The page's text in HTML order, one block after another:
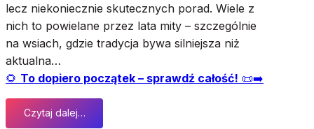
a
t
a
j
e
j
lecz niekoniecznie skutecznych porad. Wiele z
nich to powielane przez lata mity – szczególnie
na wsiach, gdzie tradycja bywa silniejsza niż
aktualna…
🌻 To dopiero początek – sprawdź całość! 📜➡️
Czytaj dalej…